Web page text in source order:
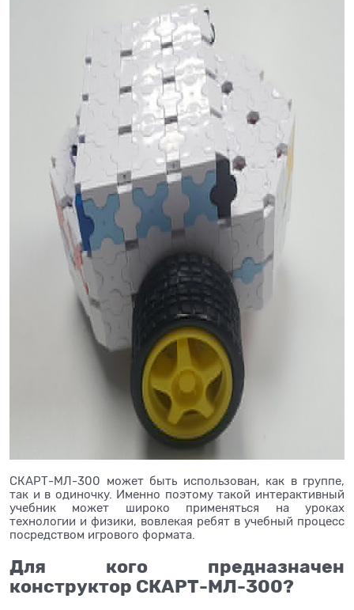
СКАРТ-МЛ-300 может быть использован, как в группе,
так и в одиночку. Именно поэтому такой интерактивный
учебник может широко применяться на уроках
технологии и физики, вовлекая ребят в учебный процесс
посредством игрового формата.
Для кого предназначен
конструктор СКАРТ-МЛ-300?